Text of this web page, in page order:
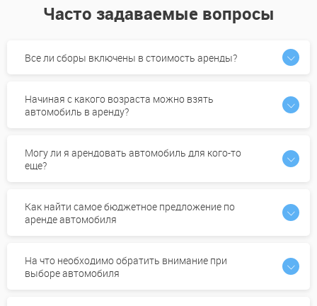
Часто задаваемые вопросы
Все ли сборы включены в стоимость аренды?
Начиная с какого возраста можно взять
автомобиль в аренду?
Могу ли я арендовать автомобиль для кого-то
еще?
Как найти самое бюджетное предложение по
аренде автомобиля
На что необходимо обратить внимание при
выборе автомобиля